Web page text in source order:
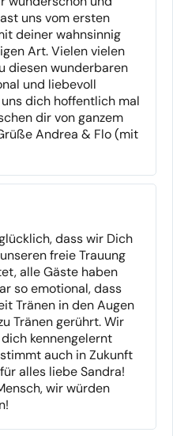
das Leben.
uns vom ersten
deiner wahnsinnig
Art. Vielen vielen
diesen wunderbaren
und liebevoll
dich hoffentlich mal
dir von ganzem
Andrea & Flo (mit
dass wir Dich
freie Trauung
alle Gäste haben
so emotional, dass
Tränen in den Augen
Tränen gerührt. Wir
kennengelernt
auch in Zukunft
alles liebe Sandra!
wir würden